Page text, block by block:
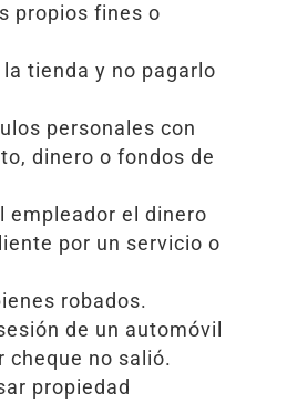
propios fines o
tienda y no pagarlo
personales con
dinero o fondos de
empleador el dinero
por un servicio o
robados.
de un automóvil
cheque no salió.
propiedad